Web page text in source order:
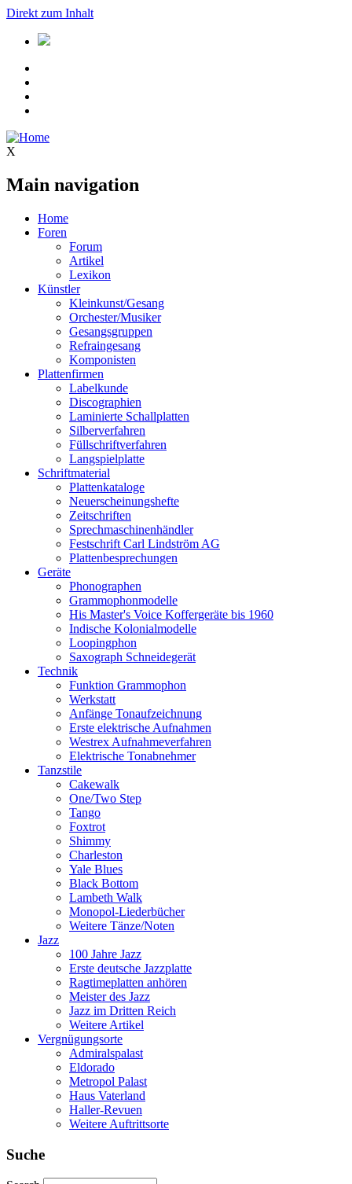
Direkt zum Inhalt
X
Main navigation
Home
Foren
Forum
Artikel
Lexikon
Künstler
Kleinkunst/Gesang
Orchester/Musiker
Gesangsgruppen
Refraingesang
Komponisten
Plattenfirmen
Labelkunde
Discographien
Laminierte Schallplatten
Silberverfahren
Füllschriftverfahren
Langspielplatte
Schriftmaterial
Plattenkataloge
Neuerscheinungshefte
Zeitschriften
Sprechmaschinenhändler
Festschrift Carl Lindström AG
Plattenbesprechungen
Geräte
Phonographen
Grammophonmodelle
His Master's Voice Koffergeräte bis 1960
Indische Kolonialmodelle
Loopingphon
Saxograph Schneidegerät
Technik
Funktion Grammophon
Werkstatt
Anfänge Tonaufzeichnung
Erste elektrische Aufnahmen
Westrex Aufnahmeverfahren
Elektrische Tonabnehmer
Tanzstile
Cakewalk
One/Two Step
Tango
Foxtrot
Shimmy
Charleston
Yale Blues
Black Bottom
Lambeth Walk
Monopol-Liederbücher
Weitere Tänze/Noten
Jazz
100 Jahre Jazz
Erste deutsche Jazzplatte
Ragtimeplatten anhören
Meister des Jazz
Jazz im Dritten Reich
Weitere Artikel
Vergnügungsorte
Admiralspalast
Eldorado
Metropol Palast
Haus Vaterland
Haller-Revuen
Weitere Auftrittsorte
Suche